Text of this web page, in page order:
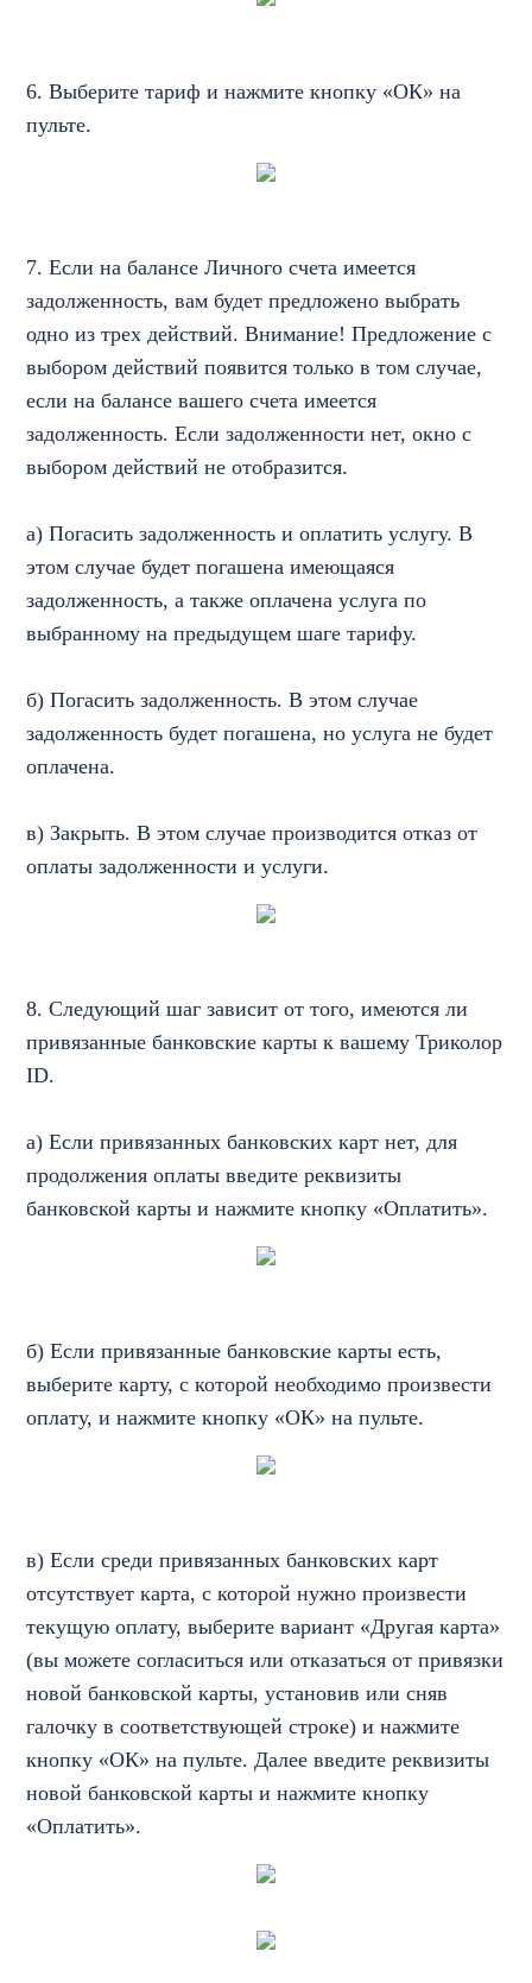
6. Выберите тариф и нажмите кнопку «ОК» на
пульте.
7. Если на балансе Личного счета имеется
задолженность, вам будет предложено выбрать
одно из трех действий. Внимание! Предложение с
выбором действий появится только в том случае,
если на балансе вашего счета имеется
задолженность. Если задолженности нет, окно с
выбором действий не отобразится.
а) Погасить задолженность и оплатить услугу. В
этом случае будет погашена имеющаяся
задолженность, а также оплачена услуга по
выбранному на предыдущем шаге тарифу.
б) Погасить задолженность. В этом случае
задолженность будет погашена, но услуга не будет
оплачена.
в) Закрыть. В этом случае производится отказ от
оплаты задолженности и услуги.
8. Следующий шаг зависит от того, имеются ли
привязанные банковские карты к вашему Триколор
ID.
а) Если привязанных банковских карт нет, для
продолжения оплаты введите реквизиты
банковской карты и нажмите кнопку «Оплатить».
б) Если привязанные банковские карты есть,
выберите карту, с которой необходимо произвести
оплату, и нажмите кнопку «ОК» на пульте.
в) Если среди привязанных банковских карт
отсутствует карта, с которой нужно произвести
текущую оплату, выберите вариант «Другая карта»
(вы можете согласиться или отказаться от привязки
новой банковской карты, установив или сняв
галочку в соответствующей строке) и нажмите
кнопку «ОК» на пульте. Далее введите реквизиты
новой банковской карты и нажмите кнопку
«Оплатить».